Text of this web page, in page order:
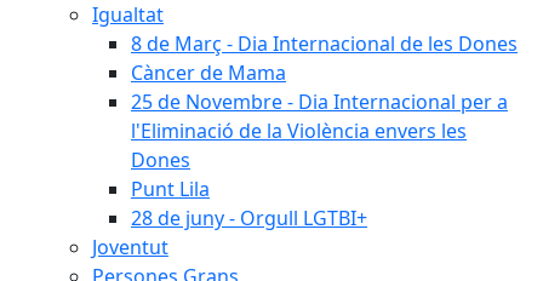
Igualtat
8 de Març - Dia Internacional de les Dones
Càncer de Mama
25 de Novembre - Dia Internacional per a
l'Eliminació de la Violència envers les
Dones
Punt Lila
28 de juny - Orgull LGTBI+
Joventut